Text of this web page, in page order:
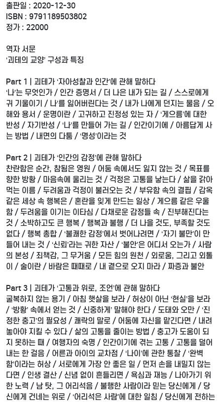
출판일 : 2020-12-30
ISBN : 9791189503802
정가 : 22000
역자 서문
‘괴테의 교양’ 구성과 특징
Part 1 | 괴테가 ‘자아성찰과 인간’에 관해 말하다
‘나’는 무엇인가 / 인간 증명서 / 더 나은 내가 되는 길 / 스스로에게
귀 기울이기 / 나’를 잃어버린다는 것 / 내가 나에게 던지는 물음 / 오
해와 용서 / 운명이란 / 고귀하고 진정성 있는 자 / ‘게으름’에 대한
반성 / 자기반성 / ‘나’를 만들어 가는 길 / 인간이기에 / 아름답게 사
는 방법 / 내면의 다툼 / ‘명성’이라는 것
Part 2 | 괴테가 ‘인간의 감정’에 관해 말하다
찬란함은 순간, 참됨은 영원 / 어둠 속에서도 잃지 않는 것 / 목표를
향한 방황 / 마음속에 울리는 것 / 걱정은 고통을 낳는다 / 삶을 갉아
먹는 이름 / 두려움과 걱정이 불러오는 것 / 부유함 속의 결핍 / 감옥
같은 세상 속 행복은 / 혼란을 잊게 만드는 일상 / 게으름 같은 우울
함 / 두려움을 이기는 이타심 / 다채로운 감정들 속 / 진부해진다는
것 / 소박하고도 큰 행복 / 행복과 불행 / 더 나을 것도, 부족할 것도
없다 / 행복 총합 / ‘불쾌한 감정’에서 벗어나려면 / ‘자기 불만’이 만
들어 내는 것 / ‘신뢰’라는 귀한 자산 / ‘불안’은 어디서 오는가 / 사람
의 본성 / 죄책감, 그 무거움 / 모든 힘의 원천 / 외로움, 그리고 외톨
이 / 술이란 / 바람은 때때로 / 내 곁으로 오지 마라 / 짜증과 불안
Part 3 | 괴테가 ‘고통과 위로, 조언’에 관해 말하다
굴복하지 않는 용기 / 아침 햇살을 보라 / 허상이 아닌 ‘현실’을 보라
/ ‘방황’ 속에서 얻는 것 / 신중하게’ 말해야 한다 / 도태와 오만 / ‘진
정한 충고’의 필요성 / 쾌락의 말로 / 어둠에 자신을 맡긴다면 / 내려
놓아야 지킬 수 있다 / 삶의 고통을 줄이는 방법 / 충고가 도움이 되
지 못하는 때 / 여행자의 숙명 / 인간이기에 겪는 고통 / 고통을 덜어
내는 한 걸음 / 어른과 아이의 교차점 / ‘나이’에 관한 통찰 / ‘완벽
함’이라는 허상 / 서로에게 가장 안 좋은 일 / 먼저 손을 내밀지 않는
다면 / 인생 결산 / 신념 없이 흔들리면 / 욕심과 재능 / 나아가기 위
한 노력 / 남 탓, 그 어리석음 / 불행한 사람이라 믿는 당신에게 / 당
신에게 건네는 위로 / ‘어리석은 사람’에 대한 일침 / 당신에게 전하는